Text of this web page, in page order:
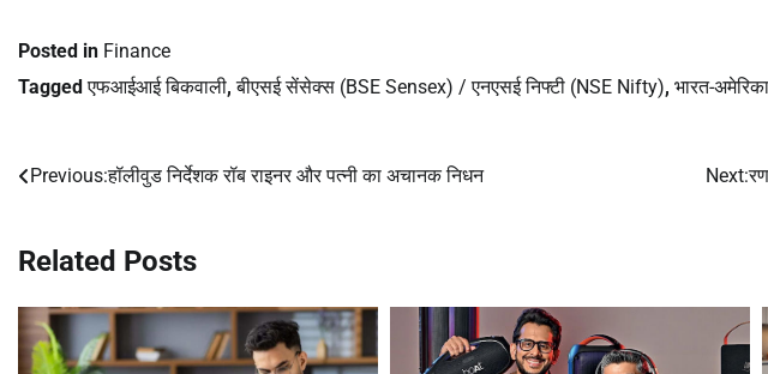
Posted in Finance
Taggedएफआईआई बिकवाली,बीएसई सेंसेक्स (BSE Sensex) / एनएसई निफ्टी (NSE Nifty), भारत-
Post
Previous:हॉलीवुड निर्देशक रॉब राइनर और पत्नी का अचानक निधन Next:
Related Posts